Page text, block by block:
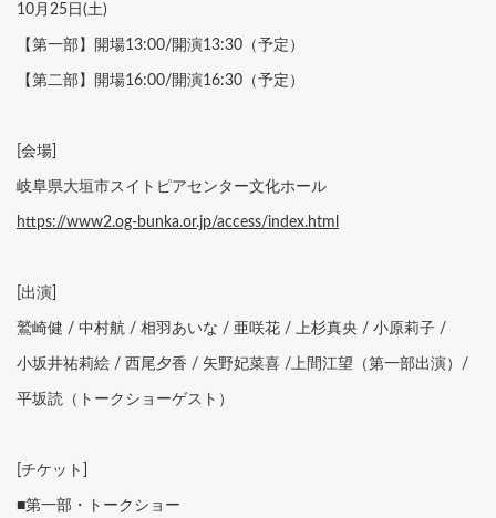
10月25日(土)
【第一部】開場13:00/開演13:30（予定）
【第二部】開場16:00/開演16:30（予定）
[会場]
岐阜県大垣市スイトピアセンター文化ホール
https://www2.og-bunka.or.jp/access/index.html
[出演]
鷲崎健 / 中村航 / 相羽あいな / 亜咲花 / 上杉真央 / 小原莉子 /
小坂井祐莉絵 / 西尾夕香 / 矢野妃菜喜 /上間江望（第一部出演）/
平坂読（トークショーゲスト）
[チケット]
■第一部・トークショー